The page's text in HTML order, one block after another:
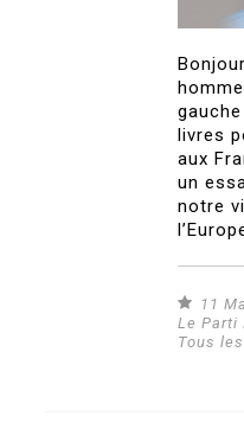
livres
aux
un
notre
11
Le Parti
Tous